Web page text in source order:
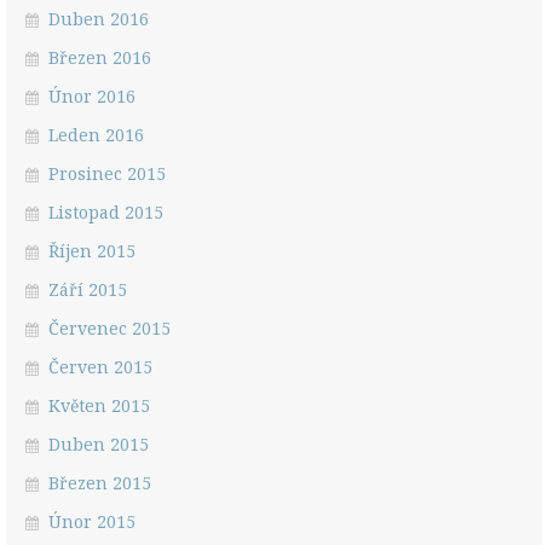
Duben 2016
Březen 2016
Únor 2016
Leden 2016
Prosinec 2015
Listopad 2015
Říjen 2015
Září 2015
Červenec 2015
Červen 2015
Květen 2015
Duben 2015
Březen 2015
Únor 2015